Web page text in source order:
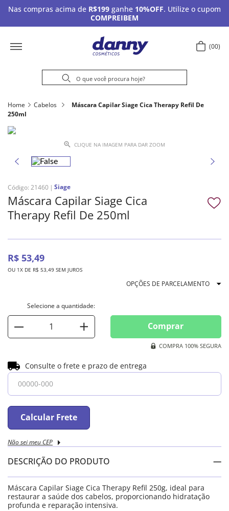
Nas compras acima de R$199 ganhe 10%OFF. Utilize o cupom
COMPREIBEM
00
Home Cabelos
Máscara Capilar Siage Cica Therapy Refil De
250ml
CLIQUE NA IMAGEM PARA DAR ZOOM
Código: 21460 Siage
Máscara Capilar Siage Cica
Therapy Refil De 250ml
R$ 53,49
OU 1X DE R$ 53 49 SEM JUROS
OPÇÕES DE PARCELAMENTO
Comprar
COMPRA 100% SEGURA
Consulte o frete e prazo de entrega
Calcular Frete
Não sei meu CEP
DESCRIÇÃO DO PRODUTO
Máscara Capilar Siage Cica Therapy Refil 250g, ideal para
restaurar a saúde dos cabelos, proporcionando hidratação
profunda e reparação intensiva.